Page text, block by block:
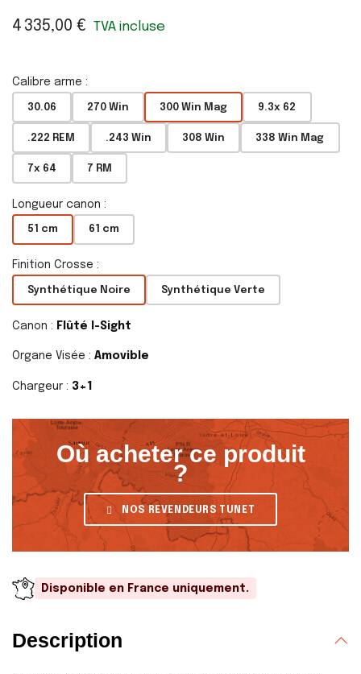
4 335,00 € TVA incluse
Calibre arme :
30.06 270 Win 300 Win Mag 9.3x 62
.222 REM .243 Win 308 Win 338 Win Mag
7x 64 7 RM
Longueur canon :
51 cm 61 cm
Finition Crosse :
Synthétique Noire Synthétique Verte
Canon : Flûté I-Sight
Organe Visée : Amovible
Chargeur : 3+1
Où acheter ce produit
?
NOS REVENDEURS TUNET
Disponible en France uniquement.
Description